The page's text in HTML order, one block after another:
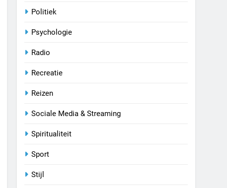
Politiek
Psychologie
Radio
Recreatie
Reizen
Sociale Media & Streaming
Spiritualiteit
Sport
Stijl